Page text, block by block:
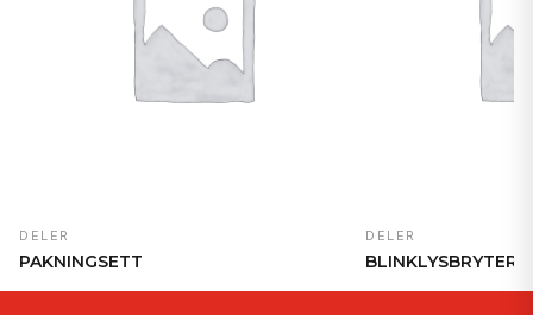
DELER
PAKNINGSETT
DELER
BLINKLYSBRYTER